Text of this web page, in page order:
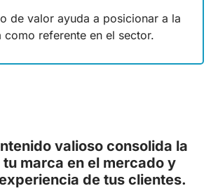
de valor ayuda a posicionar a la
como referente en el sector.
valioso consolida la
marca en el mercado y
de tus clientes.